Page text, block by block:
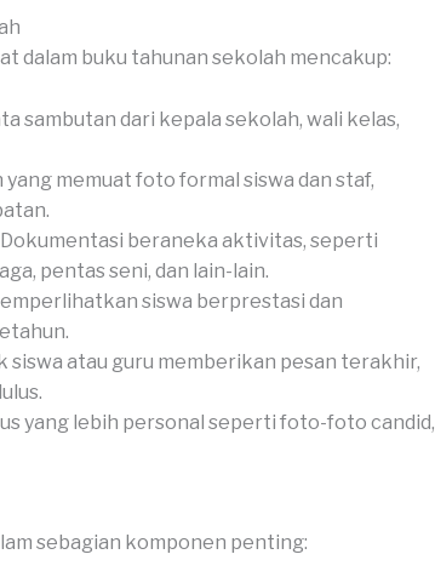
dalam buku tahunan sekolah mencakup:
sambutan dari kepala sekolah, wali kelas,
yang memuat foto formal siswa dan staf,
beraneka aktivitas, seperti
pentas seni, dan lain-lain.
siswa berprestasi dan
siswa atau guru memberikan pesan terakhir,
yang lebih personal seperti foto-foto candid,
sebagian komponen penting: